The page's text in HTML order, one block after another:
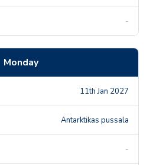
-
Monday
11th Jan 2027
Antarktikas pussala
-